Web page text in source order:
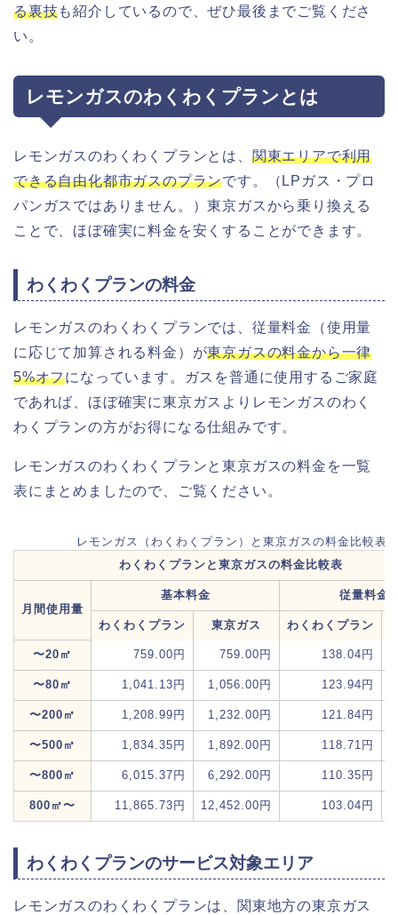
る裏技も紹介しているので、ぜひ最後までご覧くださ
い。
レモンガスのわくわくプランとは
レモンガスのわくわくプランとは、 関東エリアで利用
できる自由化都市ガスのプランです。（LPガス・プロ
パンガスではありません。）東京ガスから乗り換える
ことで、ほぼ確実に料金を安くすることができます。
わくわくプランの料金
レモンガスのわくわくプランでは、従量料金（使用量
に応じて加算される料金）が東京ガスの料金から一律
5%オフになっています。ガスを普通に使用するご家庭
であれば、ほぼ確実に東京ガスよりレモンガスのわく
わくプランの方がお得になる仕組みです。
レモンガスのわくわくプランと東京ガスの料金を一覧
表にまとめましたので、ご覧ください。
レモンガス（わくわくプラン）と東京ガスの料金比較表
わくわくプランと東京ガスの料金比較表
月間使用量
基本料金 従量料金
わくわくプラン 東京ガス わくわくプラン
〜20㎥ 759.00円 759.00円 138.04円
〜80㎥ 1,041.13円 1,056.00円 123.94円
〜200㎥ 1,208.99円 1,232.00円 121.84円
〜500㎥ 1,834.35円 1,892.00円 118.71円
〜800㎥ 6,015.37円 6,292.00円 110.35円
800㎥〜 11,865.73円 12,452.00円 103.04円
わくわくプランのサービス対象エリア
レモンガスのわくわくプランは、関東地方の東京ガス